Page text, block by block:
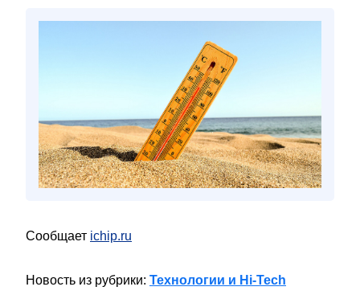
Сообщает ichip.ru
Новость из рубрики: Технологии и Hi-Tech